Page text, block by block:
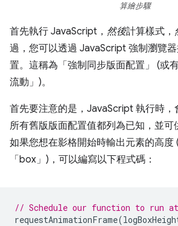
算繪步驟
首先執行 JavaScript， 然後計算樣式，
過，您可以透過 JavaScript 強制瀏覽
置。這稱為「強制同步版面配置」
(或
流動」 )。
首先要注意的是，JavaScript 執行時，
所有舊版版面配置值都列為已知，並可
如果您想在影格開始時輸出元素的高度
「box」)，可以編寫以下程式碼：
// Schedule our function to run
requestAnimationFrame(